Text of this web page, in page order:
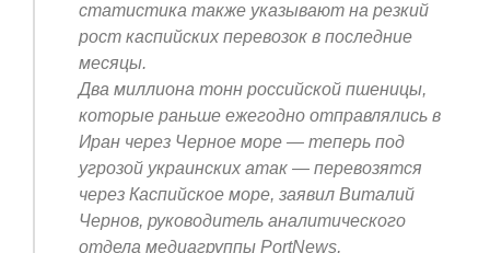
статистика также указывают на резкий
рост каспийских перевозок в последние
месяцы.
Два миллиона тонн российской пшеницы,
которые раньше ежегодно отправлялись в
Иран через Черное море — теперь под
угрозой украинских атак — перевозятся
через Каспийское море, заявил Виталий
Чернов, руководитель аналитического
отдела медиагруппы PortNews,